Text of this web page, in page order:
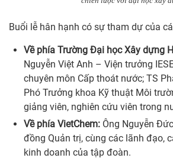
Buổi lễ hân hạnh có sự tham dự của
Về phía Trường Đại học Xây dựng
Nguyễn Việt Anh – Viện trưởng
chuyên môn Cấp thoát nước; TS
Phó Trưởng khoa Kỹ thuật Môi
giảng viên, nghiên cứu viên trong
Về phía VietChem: Ông Nguyễn
đồng Quản trị, cùng các lãnh đạo,
kinh doanh của tập đoàn.